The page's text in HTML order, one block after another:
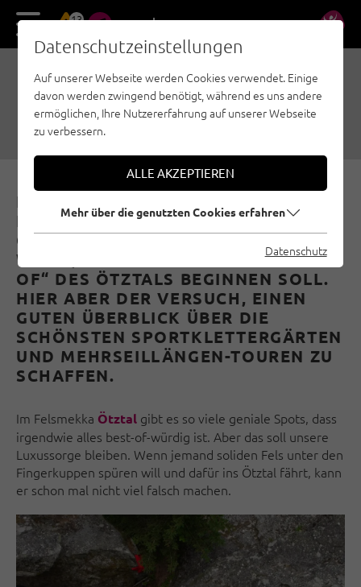
13 DE EN
BEST OF ÖTZTAL
07.05.2020 Erstellt vonSimon Schöpf | Ötztal, Allgemein
FESTER, SOLIDER FELS, UNZÄHLIGE
LÄSSIGE SPOTS UND SO VIELE
GENIALE ROUTEN, DASS MAN KAUM
WEISS, WO MAN MIT EINEM „BEST-O
F“ DES ÖTZTALS BEGINNEN SOLL. H
IER ABER DER VERSUCH, EINEN G
UTEN ÜBERBLICK ÜBER DIE S
CHÖNSTEN SPORTKLETTERGÄRTEN U
ND MEHRSEILLÄNGEN-TOUREN ZU S
CHAFFEN.
Im Felsmekka Ötztal gibt es so viele geniale Spots, dass
irgendwie alles best-of-würdig ist. Aber das soll unsere
Luxussorge bleiben. Wenn jemand soliden Fels unter den
Fingerkuppen spüren will und dafür ins Ötztal fährt, kann
er schon mal nicht viel falsch machen.
Datenschutzeinstellungen
Auf unserer Webseite werden Cookies verwendet. Einige
davon werden zwingend benötigt, während es uns andere
ermöglichen, Ihre Nutzererfahrung auf unserer Webseite
zu verbessern.
ALLE AKZEPTIEREN
Mehr über die genutzten Cookies erfahren
Datenschutz